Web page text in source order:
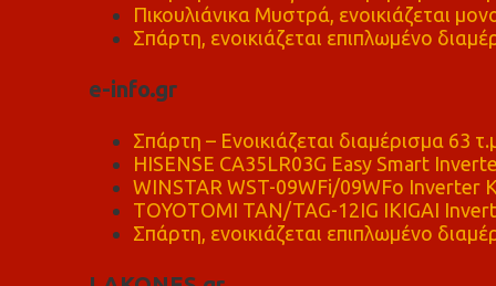
Πικουλιάνικα Μυστρά, ενοικιάζεται
Σπάρτη, ενοικιάζεται επιπλωμένο
e-info.gr
Σπάρτη – Ενοικιάζεται διαμέρισμα 63
HISENSE CA35LR03G Easy Smart
WINSTAR WST-09WFi/09WFo Inverter
TOYOTOMI TAN/TAG-12IG IKIGAI
Σπάρτη, ενοικιάζεται επιπλωμένο